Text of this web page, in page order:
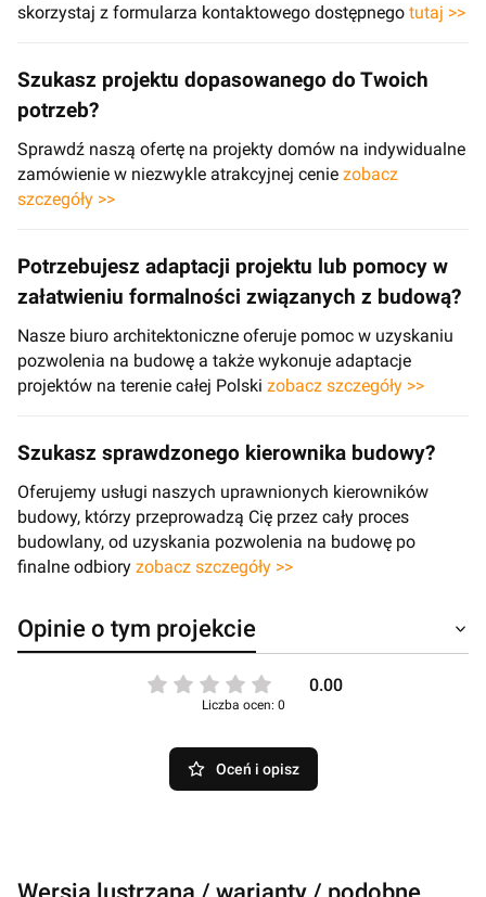
skorzystaj z formularza kontaktowego dostępnego tutaj >>
Szukasz projektu dopasowanego do Twoich
potrzeb?
Sprawdź naszą ofertę na projekty domów na indywidualne
zamówienie w niezwykle atrakcyjnej cenie zobacz
szczegóły >>
Potrzebujesz adaptacji projektu lub pomocy w
załatwieniu formalności związanych z budową?
Nasze biuro architektoniczne oferuje pomoc w uzyskaniu
pozwolenia na budowę a także wykonuje adaptacje
projektów na terenie całej Polski zobacz szczegóły >>
Szukasz sprawdzonego kierownika budowy?
Oferujemy usługi naszych uprawnionych kierowników
budowy, którzy przeprowadzą Cię przez cały proces
budowlany, od uzyskania pozwolenia na budowę po
finalne odbiory zobacz szczegóły >>
Opinie o tym projekcie
0.00
Liczba ocen: 0
Oceń i opisz